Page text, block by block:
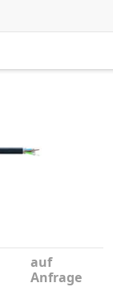
auf
Anfrage